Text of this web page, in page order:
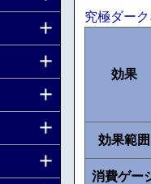
究極ダー
効果
効果範囲
消費ゲー